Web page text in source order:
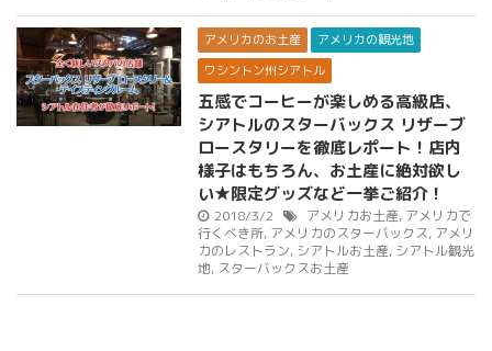
アメリカのお土産
アメリカの観光地
ワシントン州シアトル
五感でコーヒーが楽しめる高級店、
シアトルのスターバックス リザーブ
ロースタリーを徹底レポート！店内
様子はもちろん、お土産に絶対欲し
い★限定グッズなど一挙ご紹介！
2018/3/2 アメリカお土産, アメリカで
行くべき所, アメリカのスターバックス, アメリ
カのレストラン, シアトルお土産, シアトル観光
地, スターバックスお土産